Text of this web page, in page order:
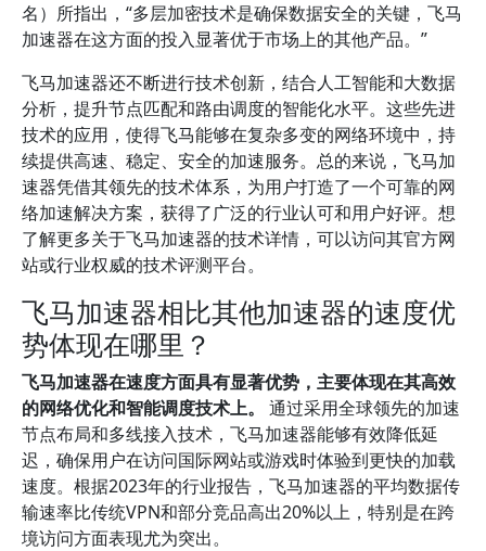
名）所指出，“多层加密技术是确保数据安全的关键，飞马
加速器在这方面的投入显著优于市场上的其他产品。”
飞马加速器还不断进行技术创新，结合人工智能和大数据
分析，提升节点匹配和路由调度的智能化水平。这些先进
技术的应用，使得飞马能够在复杂多变的网络环境中，持
续提供高速、稳定、安全的加速服务。总的来说，飞马加
速器凭借其领先的技术体系，为用户打造了一个可靠的网
络加速解决方案，获得了广泛的行业认可和用户好评。想
了解更多关于飞马加速器的技术详情，可以访问其官方网
站或行业权威的技术评测平台。
飞马加速器相比其他加速器的速度优
势体现在哪里？
飞马加速器在速度方面具有显著优势，主要体现在其高效
的网络优化和智能调度技术上。
通过采用全球领先的加速
节点布局和多线接入技术，飞马加速器能够有效降低延
迟，确保用户在访问国际网站或游戏时体验到更快的加载
速度。根据2023年的行业报告，飞马加速器的平均数据传
输速率比传统VPN和部分竞品高出20%以上，特别是在跨
境访问方面表现尤为突出。